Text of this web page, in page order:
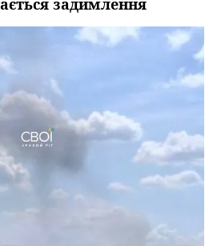
задимлення